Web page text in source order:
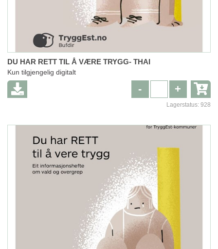
DU HAR RETT TIL Å VÆRE TRYGG- THAI
Kun tilgjengelig digitalt
+
-
Lagerstatus: 928